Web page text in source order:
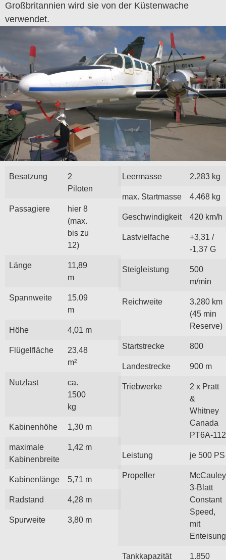
Großbritannien wird sie von der Küstenwache
verwendet.
Besatzung
2
Piloten
Passagiere
hier 8
(max.
bis zu
12)
Länge
11,89
m
Spannweite
15,09
m
Höhe 4,01 m
Flügelfläche
23,48
m²
Nutzlast
ca.
1500
kg
Kabinenhöhe 1,30 m
maximale
Kabinenbreite
1,42 m
Kabinenlänge 5,71 m
Radstand 4,28 m
Spurweite 3,80 m
Leermasse 2.283 kg
max. Startmasse 4.468 kg
Geschwindigkeit 420 km/h
Lastvielfache
+3,31 /
-1,37 G
Steigleistung
500
m/min
Reichweite
3.280 km
(45 min
Reserve)
Startstrecke 800
Landestrecke 900 m
Triebwerke
2 x Pratt
&
Whitney
Canada
PT6A-112
Leistung je 500 PS
Propeller
McCauley
3-Blatt
Constant
Speed,
mit
Enteisung
Tankkapazität
1.850